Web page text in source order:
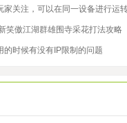
家关注，可以在同一设备进行运
笑傲江湖群雄围寺采花打法攻略
的时候有没有IP限制的问题